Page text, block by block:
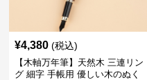
¥4,380 (税込)
【木軸万年筆】天然木 三連リン
グ 細字 手帳用 優しい木のぬく